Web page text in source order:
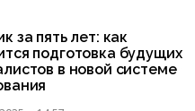
за пять лет: как
подготовка будущих
в новой системе